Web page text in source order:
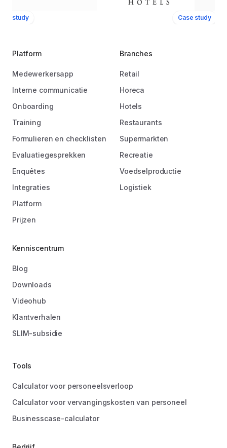
study Case study
Platform
Medewerkersapp
Interne communicatie
Onboarding
Training
Formulieren en checklisten
Evaluatiegesprekken
Enquêtes
Integraties
Platform
Prijzen
Branches
Retail
Horeca
Hotels
Restaurants
Supermarkten
Recreatie
Voedselproductie
Logistiek
Kenniscentrum
Blog
Downloads
Videohub
Klantverhalen
SLIM-subsidie
Tools
Calculator voor personeelsverloop
Calculator voor vervangingskosten van personeel
Businesscase-calculator